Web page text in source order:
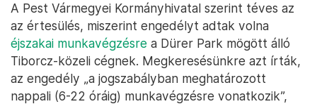
A Pest Vármegyei Kormányhivatal szerint téves az
az értesülés, miszerint engedélyt adtak volna
éjszakai munkavégzésre a Dürer Park mögött álló
Tiborcz-közeli cégnek. Megkeresésünkre azt írták,
az engedély „a jogszabályban meghatározott
nappali (6-22 óráig) munkavégzésre vonatkozik”,